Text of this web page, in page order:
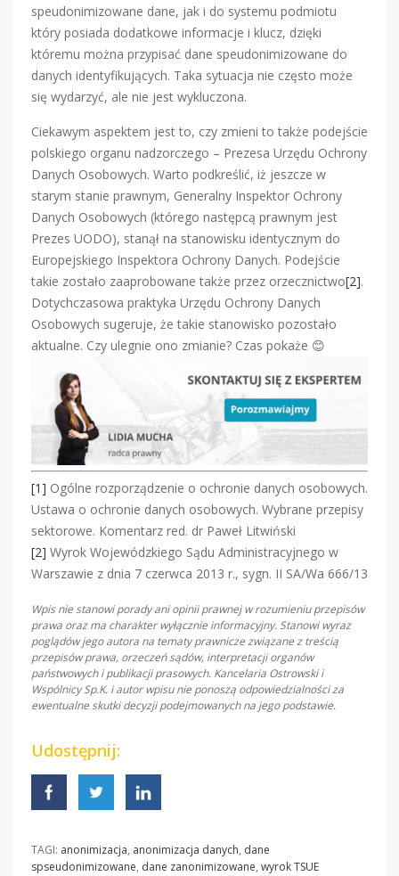
speudonimizowane dane, jak i do systemu podmiotu
który posiada dodatkowe informacje i klucz, dzięki
któremu można przypisać dane speudonimizowane do
danych identyfikujących. Taka sytuacja nie często może
się wydarzyć, ale nie jest wykluczona.
Ciekawym aspektem jest to, czy zmieni to także podejście
polskiego organu nadzorczego – Prezesa Urzędu Ochrony
Danych Osobowych. Warto podkreślić, iż jeszcze w
starym stanie prawnym, Generalny Inspektor Ochrony
Danych Osobowych (którego następcą prawnym jest
Prezes UODO), stanął na stanowisku identycznym do
Europejskiego Inspektora Ochrony Danych. Podejście
takie zostało zaaprobowane także przez orzecznictwo[2].
Dotychczasowa praktyka Urzędu Ochrony Danych
Osobowych sugeruje, że takie stanowisko pozostało
aktualne. Czy ulegnie ono zmianie? Czas pokaże 😊
[1] Ogólne rozporządzenie o ochronie danych osobowych.
Ustawa o ochronie danych osobowych. Wybrane przepisy
sektorowe. Komentarz red. dr Paweł Litwiński
[2] Wyrok Wojewódzkiego Sądu Administracyjnego w
Warszawie z dnia 7 czerwca 2013 r., sygn. II SA/Wa 666/13
Wpis nie stanowi porady ani opinii prawnej w rozumieniu przepisów
prawa oraz ma charakter wyłącznie informacyjny. Stanowi wyraz
poglądów jego autora na tematy prawnicze związane z treścią
przepisów prawa, orzeczeń sądów, interpretacji organów
państwowych i publikacji prasowych. Kancelaria Ostrowski i
Wspólnicy Sp.K. i autor wpisu nie ponoszą odpowiedzialności za
ewentualne skutki decyzji podejmowanych na jego podstawie.
Udostępnij:
TAGI: anonimizacja, anonimizacja danych, dane
spseudonimizowane, dane zanonimizowane, wyrok TSUE